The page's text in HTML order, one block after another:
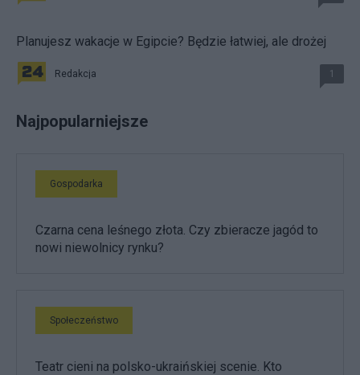
Planujesz wakacje w Egipcie? Będzie łatwiej, ale drożej
Redakcja 1
Najpopularniejsze
Gospodarka
Czarna cena leśnego złota. Czy zbieracze jagód to
nowi niewolnicy rynku?
Społeczeństwo
Teatr cieni na polsko-ukraińskiej scenie. Kto